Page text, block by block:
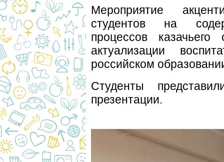
Мероприятие
студентов на
процессов
актуализации
российском
Студенты
презентации.